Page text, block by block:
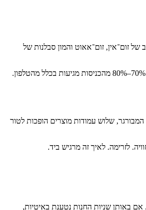
זום־אין, זום־אאוט והמון סבלנות של
, יש סיכוי לא רע ש־70%–80% מהכניסות מגיעות בכלל מהטלפון.
שלוש עמודות מוצרים הופכות לטור
לזרימה. לאיך זה מרגיש ביד.
שהוא משגיח על ילד בגינה. יש לו בערך 10–15 שניות להחליט: נשאר או עוזב. אם באותן שניות החנות נטענת באיטיות,